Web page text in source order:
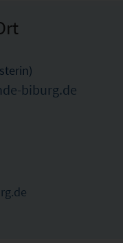
biburg.de